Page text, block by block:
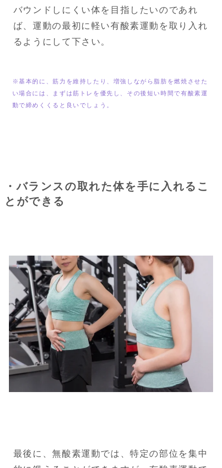
バウンドしにくい体を目指したいのであれ
ば、運動の最初に軽い有酸素運動を取り入れ
るようにして下さい。
※基本的に、筋力を維持したり、増強しながら脂肪を燃焼させた
い場合には、まずは筋トレを優先し、その後短い時間で有酸素運
動で締めくくると良いでしょう。
・バランスの取れた体を手に入れるこ
とができる
最後に、無酸素運動では、特定の部位を集中